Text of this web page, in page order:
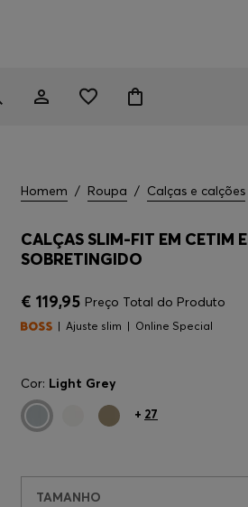
Homem / Roupa / Calças e calções
CALÇAS SLIM-FIT EM CETIM
SOBRETINGIDO
€ 119,95 Preço Total do Produto
Ajuste slim Online Special
Cor: Light Grey
+ 27
TAMANHO